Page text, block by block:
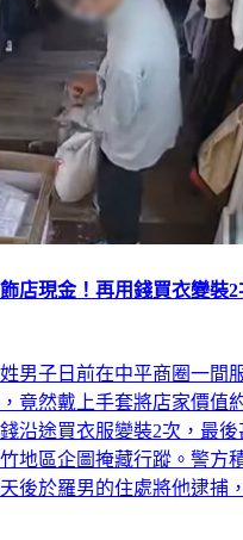
店現金！再用錢買衣變
男子日前在中平商圈一間
竟然戴上手套將店家價值
沿途買衣服變裝2次，最
地區企圖掩藏行蹤。警方
後於羅男的住處將他逮捕